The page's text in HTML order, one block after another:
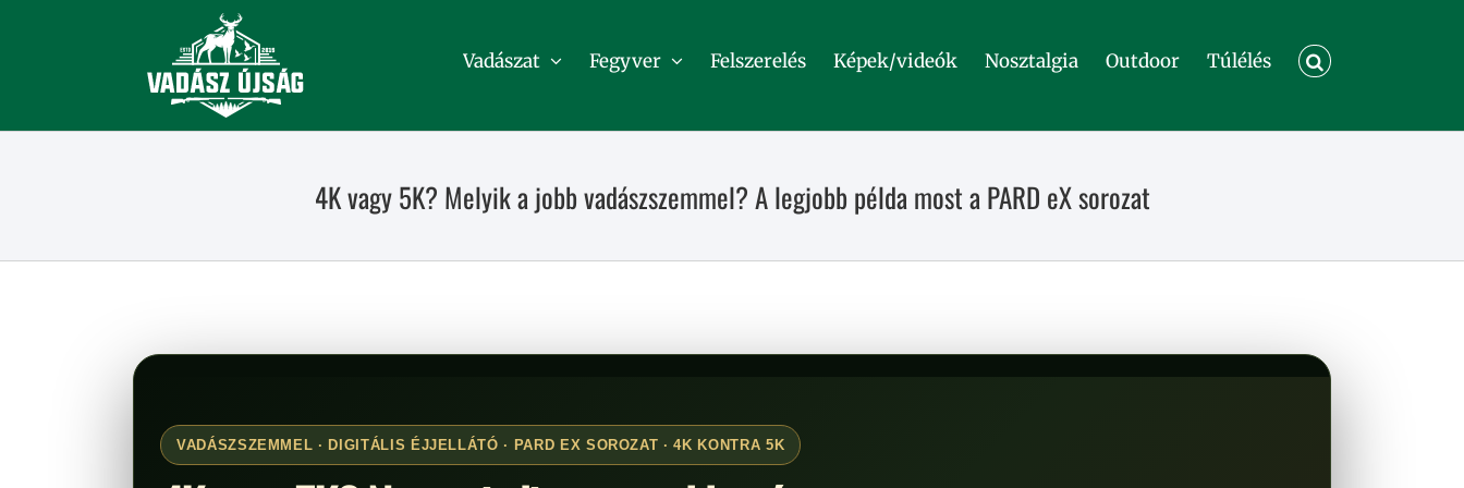
Vadászat Fegyver Felszerelés Képek/videók Nosztalgia Outdoor Túlélés
4K vagy 5K? Melyik a jobb vadászszemmel? A legjobb példa most a PARD eX sorozat
VADÁSZSZEMMEL · DIGITÁLIS ÉJJELLÁTÓ · PARD EX SOROZAT · 4K KONTRA 5K